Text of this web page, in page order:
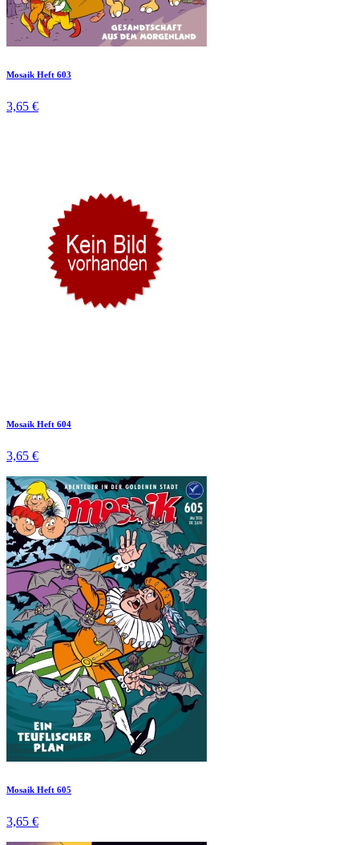
Mosaik Heft 603
3,65 €
Mosaik Heft 604
3,65 €
Mosaik Heft 605
3,65 €